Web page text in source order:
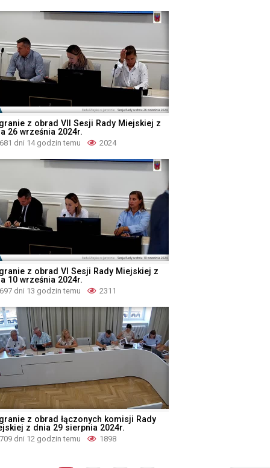
z obrad VII Sesji Rady Miejskiej z
26 września 2024r.
681 dni 14 godzin temu 2024
z obrad VI Sesji Rady Miejskiej z
10 września 2024r.
697 dni 13 godzin temu 2311
z obrad łączonych komisji Rady
z dnia 29 sierpnia 2024r.
709 dni 12 godzin temu 1898